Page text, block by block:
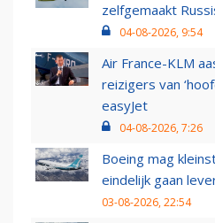
zelfgemaakt
04-08-2026, 9:54
Air France-KLM
reizigers van
easyJet
04-08-2026, 7:26
Boeing mag
eindelijk gaan
03-08-2026, 22:54